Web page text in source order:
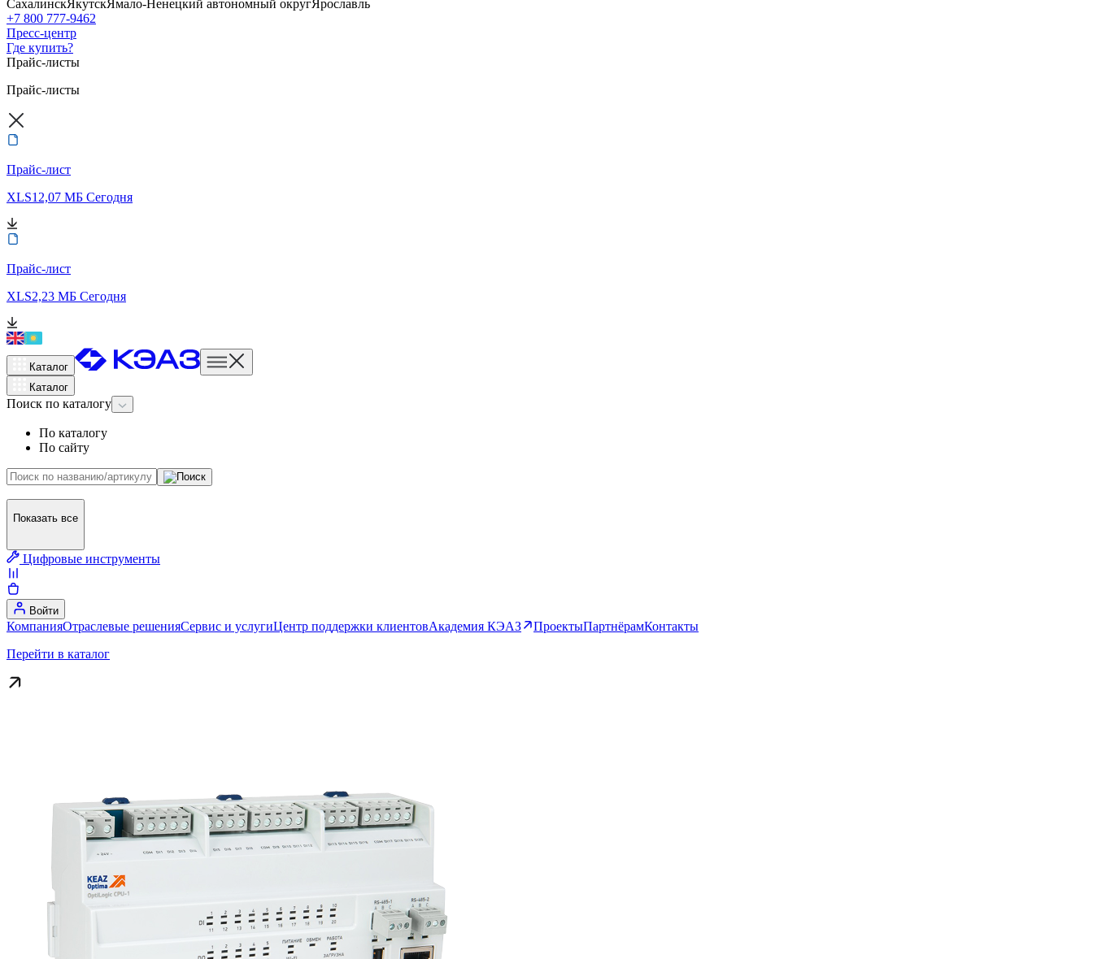
СахалинскЯкутскЯмало-Ненецкий автономный округЯрославль
+7 800 777-9462
Пресс-центр
Где купить?
Прайс-листы
Прайс-листы
Прайс-лист
XLS12,07 МБ Сегодня
Прайс-лист
XLS2,23 МБ Сегодня
Каталог
Каталог
Поиск по каталогу
По каталогу
По сайту
Показать все
Цифровые инструменты
Войти
КомпанияОтраслевые решенияСервис и услугиЦентр поддержки клиентовАкадемия КЭАЗ ПроектыПартнёрамКонтакты
Перейти в каталог